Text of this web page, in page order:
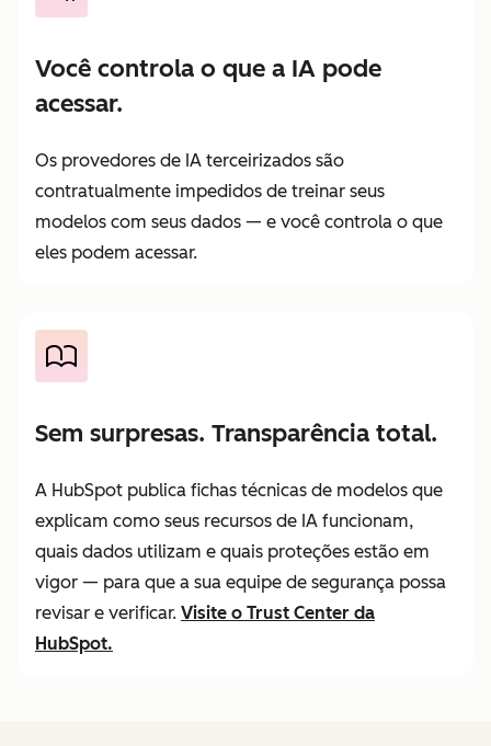
Você controla o que a IA pode
acessar.
Os provedores de IA terceirizados são
contratualmente impedidos de treinar seus
modelos com seus dados — e você controla o que
eles podem acessar.
Sem surpresas. Transparência total.
A HubSpot publica fichas técnicas de modelos que
explicam como seus recursos de IA funcionam,
quais dados utilizam e quais proteções estão em
vigor — para que a sua equipe de segurança possa
revisar e verificar. Visite o Trust Center da
HubSpot.